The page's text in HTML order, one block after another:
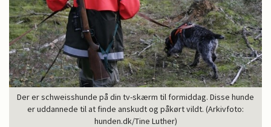
Der er schweisshunde på din tv-skærm til formiddag. Disse hunde
er uddannede til at finde anskudt og påkørt vildt. (Arkivfoto:
hunden.dk/Tine Luther)